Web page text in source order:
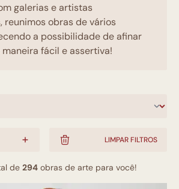
galerias e artistas
reunimos obras de vários
a possibilidade de afinar
fácil e assertiva!
LIMPAR FILTROS
de 294 obras de arte para você!